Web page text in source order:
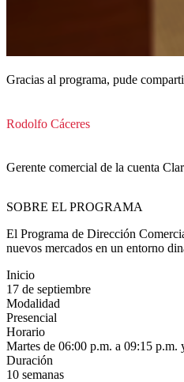
Gracias al programa, pude
Rodolfo Cáceres
Gerente comercial de la cuenta
SOBRE EL PROGRAMA
El Programa de Dirección
nuevos mercados en un entorno
Inicio
17 de septiembre
Modalidad
Presencial
Horario
Martes de 06:00 p.m. a 09:15 p.m.
Duración
10 semanas